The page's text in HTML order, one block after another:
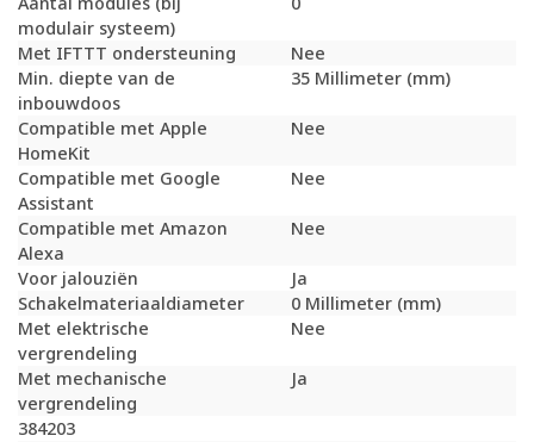
modulair systeem)
Met IFTTT ondersteuning
Nee
Min. diepte van de
inbouwdoos
35 Millimeter (mm)
Compatible met Apple
HomeKit
Nee
Compatible met Google
Assistant
Nee
Compatible met Amazon
Alexa
Nee
Voor jalouziën
Ja
Schakelmateriaaldiameter
0 Millimeter (mm)
Met elektrische
vergrendeling
Nee
Met mechanische
vergrendeling
Ja
384203